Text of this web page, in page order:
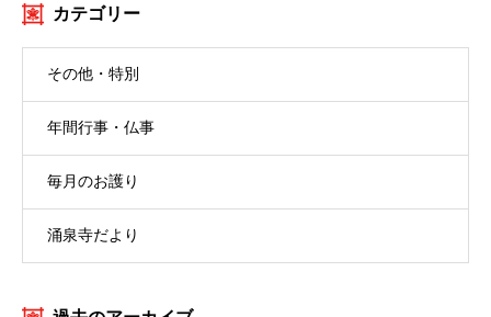
カテゴリー
その他・特別
年間行事・仏事
毎月のお護り
涌泉寺だより